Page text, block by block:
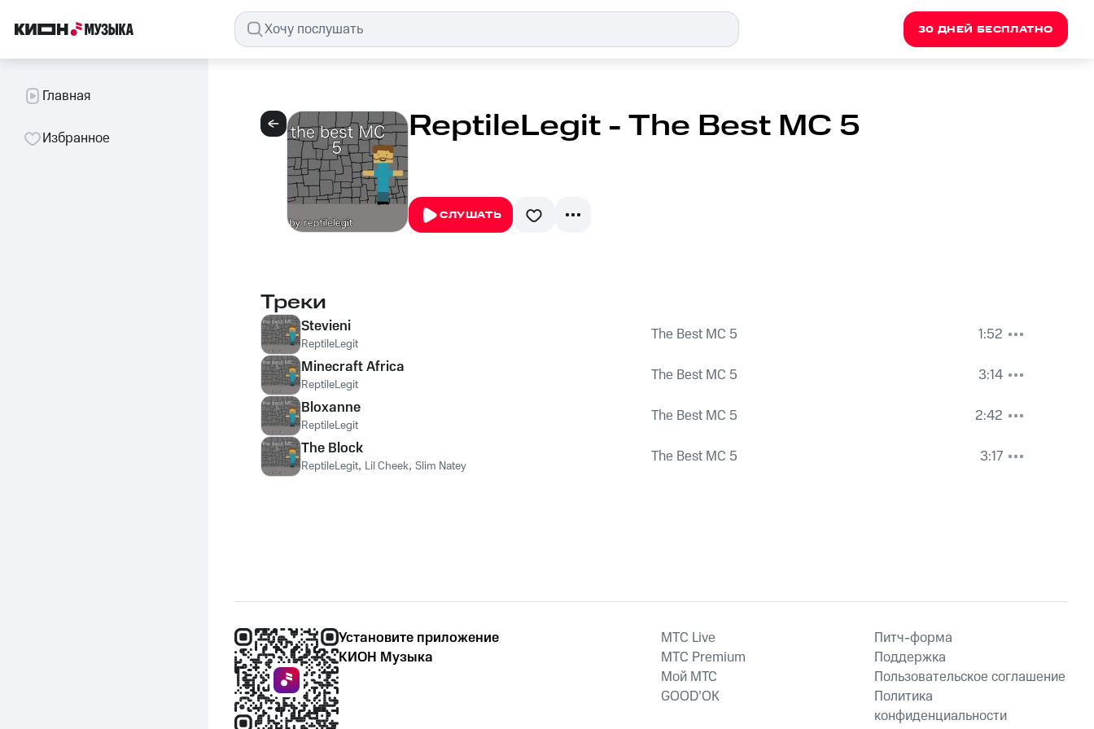
30 ДНЕЙ БЕСПЛАТНО
Главная
Избранное ReptileLegit - The Best MC 5
СЛУШАТЬ
Треки
Stevieni
ReptileLegit The Best MC 5
1:52
Minecraft Africa
ReptileLegit The Best MC 5
3:14
Bloxanne
ReptileLegit The Best MC 5
2:42
The Block
ReptileLegit, Lil Cheek, Slim Natey The Best MC 5 3:17
Установите приложение
КИОН Музыка
MTС Live
MTС Premium
Мой МТС
GOOD’OK
Питч-форма
Поддержка
Пользовательское соглашение
Политика
конфиденциальности